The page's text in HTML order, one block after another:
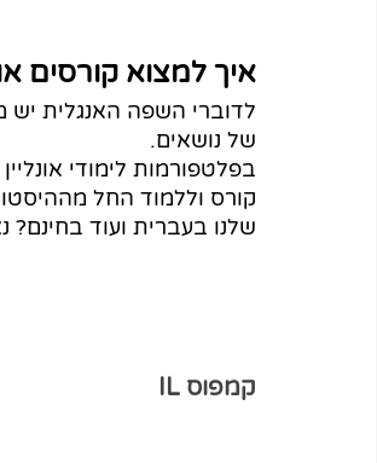
איך למצוא קורסים
לדוברי השפה האנגלית יש
של נושאים.
קורס וללמוד החל
שלנו בעברית ועוד בחינם?
קמפוס IL